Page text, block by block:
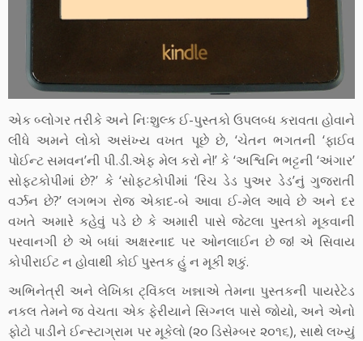
એક બ્લોગર તરીકે અને નિઃશુલ્ક ઈ-પુસ્તકો ઉપલબ્ધ કરાવતા હોવાને
લીધે અમને લોકો અસંખ્ય વખત પૂછે છે, ‘ચેતન ભગતની ‘ફાઈવ
પોઈન્ટ સમવન’ની પી.ડી.એફ મેલ કરો ને!’ કે ‘અશ્વિનિ ભટ્ટની ‘અંગાર’
સોફ્ટકોપીમાં છે?’ કે ‘સોફ્ટકોપીમાં ‘રિચ ડેડ પુઅર ડેડ’નું ગુજરાતી
વર્ઝન છે?’ લગભગ રોજ એકાદ-બે આવા ઈ-મેલ આવે છે અને દર
વખતે અમારે કહેવું પડે છે કે અમારી પાસે જેટલા પુસ્તકો મૂકવાની
પરવાનગી છે એ બધાં અક્ષરનાદ પર ઓનલાઈન છે જ! એ સિવાય
કોપીરાઈટ ન હોવાથી કોઈ પુસ્તક હું ન મૂકી શકું.
અભિનેત્રી અને લેખિકા ટ્વિંકલ ખન્નાએ તેમના પુસ્તકની પાયરેટેડ
નકલ તેમને જ વેચતા એક ફેરીયાને સિગ્નલ પાસે જોયો, અને એનો
ફોટો પાડીને ઈન્સ્ટાગ્રામ પર મૂકેલો (૨૦ ડિસેમ્બર ૨૦૧૬), સાથે લખ્યું